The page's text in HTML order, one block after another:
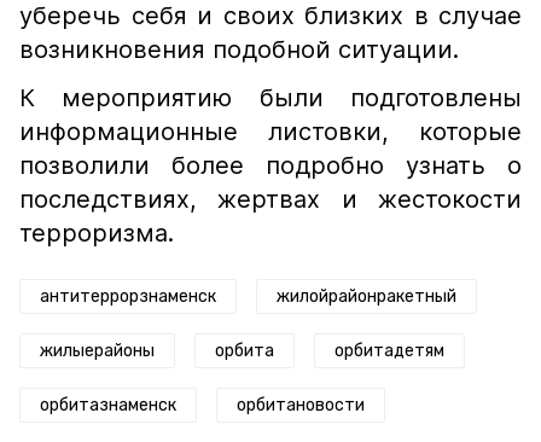
уберечь себя и своих близких в случае
возникновения подобной ситуации.
К мероприятию были подготовлены
информационные листовки, которые
позволили более подробно узнать о
последствиях, жертвах и жестокости
терроризма.
антитеррорзнаменск жилойрайонракетный
жилыерайоны орбита орбитадетям
орбитазнаменск орбитановости